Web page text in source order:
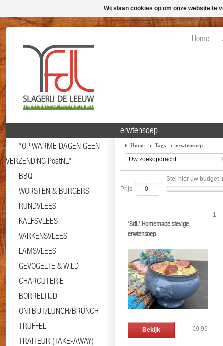
Home
*OP WARME DAGEN GEEN
VERZENDING PostNL*
BBQ
WORSTEN & BURGERS
RUNDVLEES
KALFSVLEES
VARKENSVLEES
LAMSVLEES
GEVOGELTE & WILD
CHARCUTERIE
BORRELTIJD
ONTBIJT/LUNCH/BRUNCH
TRUFFEL
TRAITEUR (TAKE-AWAY)
erwtensoep
Home Tags erwtensoep
Stel hier uw budget
Prijs
'SdL' Homemade stevige
erwtensoep
Bekijk €9,95
1
Wij slaan cookies op om onze website te